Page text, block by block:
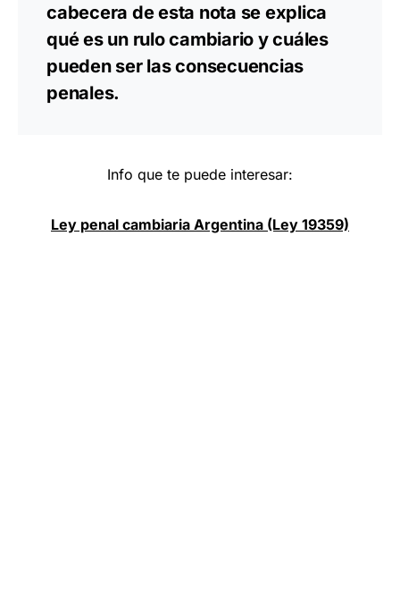
cabecera de esta nota se explica
qué es un rulo cambiario y cuáles
pueden ser las consecuencias
penales.
Info que te puede interesar:
Ley penal cambiaria Argentina (Ley 19359)